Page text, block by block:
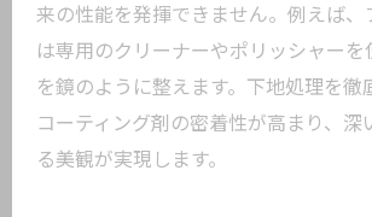
来の性能を発揮できません。例えば、
は専用のクリーナーやポリッシャーを
を鏡のように整えます。下地処理を徹
コーティング剤の密着性が高まり、深
る美観が実現します。